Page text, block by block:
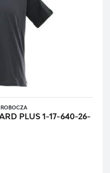
PLUS 1-17-640-26-